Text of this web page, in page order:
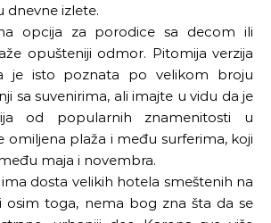
dnevne izlete.
opcija za porodice sa decom ili
opušteniji odmor. Pitomija verzija
je isto poznata po velikom broju
sa suvenirima, ali imajte u vidu da je
od popularnih znamenitosti u
omiljena plaža i među surferima, koji
maja i novembra.
dosta velikih hotela smeštenih na
osim toga, nema bog zna šta da se